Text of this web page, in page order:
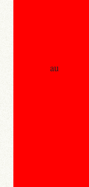
au